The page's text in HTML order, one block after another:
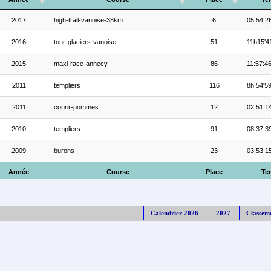
Année Course Place
2017 high-trail-vanoise-38km 6
2016 tour-glaciers-vanoise 51
2015 maxi-race-annecy 86 11:57:46
2011 templiers 116 8h 54'59
2011 courir-pommes 12
2010 templiers 91
2009 burons 23
Calendrier 2026 2027